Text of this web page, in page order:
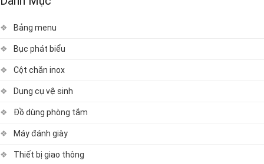
Bảng menu
Bục phát biểu
Cột chắn inox
Dụng cụ vệ sinh
Đồ dùng phòng tắm
Máy đánh giày
Thiết bị giao thông